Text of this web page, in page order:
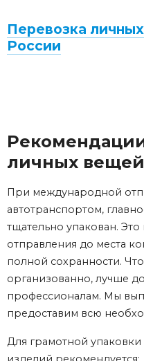
Перевозка
России
личных
При международной
автотранспортом,
тщательно упакован. Это
отправления до места
полной сохранности.
организованно, лучше
профессионалам. Мы
предоставим всю
Для грамотной